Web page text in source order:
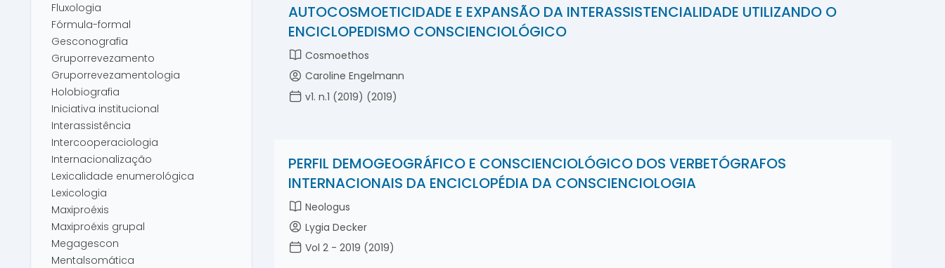
Fluxologia
Fórmula-formal
Gesconografia
Gruporrevezamento
Gruporrevezamentologia
Holobiografia
Iniciativa institucional
Interassistência
Intercooperaciologia
Internacionalização
Lexicalidade enumerológica
Lexicologia
Maxiproéxis
Maxiproéxis grupal
Megagescon
Mentalsomática
AUTOCOSMOETICIDADE E EXPANSÃO DA INTERASSISTENCIALIDADE UTILIZANDO O
ENCICLOPEDISMO CONSCIENCIOLÓGICO
Cosmoethos
Caroline Engelmann
v1. n.1 (2019) (2019)
PERFIL DEMOGEOGRÁFICO E CONSCIENCIOLÓGICO DOS VERBETÓGRAFOS
INTERNACIONAIS DA ENCICLOPÉDIA DA CONSCIENCIOLOGIA
Neologus
Lygia Decker
Vol 2 - 2019 (2019)